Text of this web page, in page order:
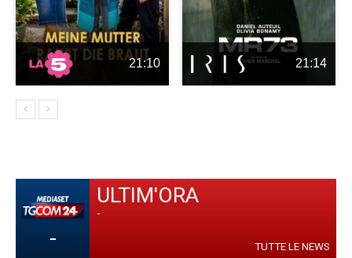
21:10 21:14
-
ULTIM'ORA
-
TUTTE LE NEWS